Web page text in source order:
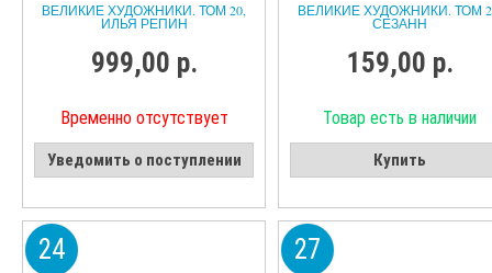
ВЕЛИКИЕ ХУДОЖНИКИ. ТОМ 20,
ИЛЬЯ РЕПИН
999,00 р.
Временно отсутствует
Уведомить о поступлении
ВЕЛИКИЕ ХУДОЖНИКИ. ТОМ
СЕЗАНН
159,00 р.
Товар есть в наличии
Купить
24 27